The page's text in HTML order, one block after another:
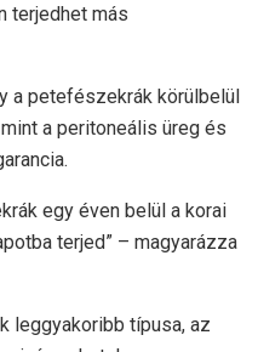
terjedhet más
a petefészekrák körülbelül
a peritoneális üreg és
egy éven belül a korai
terjed” – magyarázza
leggyakoribb típusa, az